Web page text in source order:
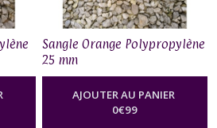
Sangle Orange Polypropylène
25 mm
AJOUTER AU PANIER
0€99